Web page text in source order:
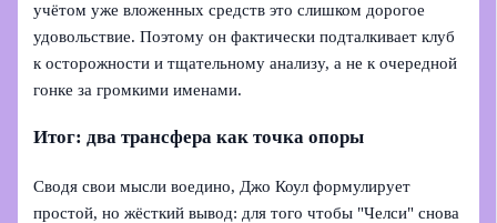
учётом уже вложенных средств это слишком дорогое
удовольствие. Поэтому он фактически подталкивает клуб
к осторожности и тщательному анализу, а не к очередной
гонке за громкими именами.
Итог: два трансфера как точка опоры
Сводя свои мысли воедино, Джо Коул формулирует
простой, но жёсткий вывод: для того чтобы "Челси" снова